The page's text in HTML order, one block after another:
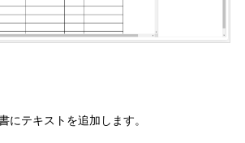
にテキストを追加します。